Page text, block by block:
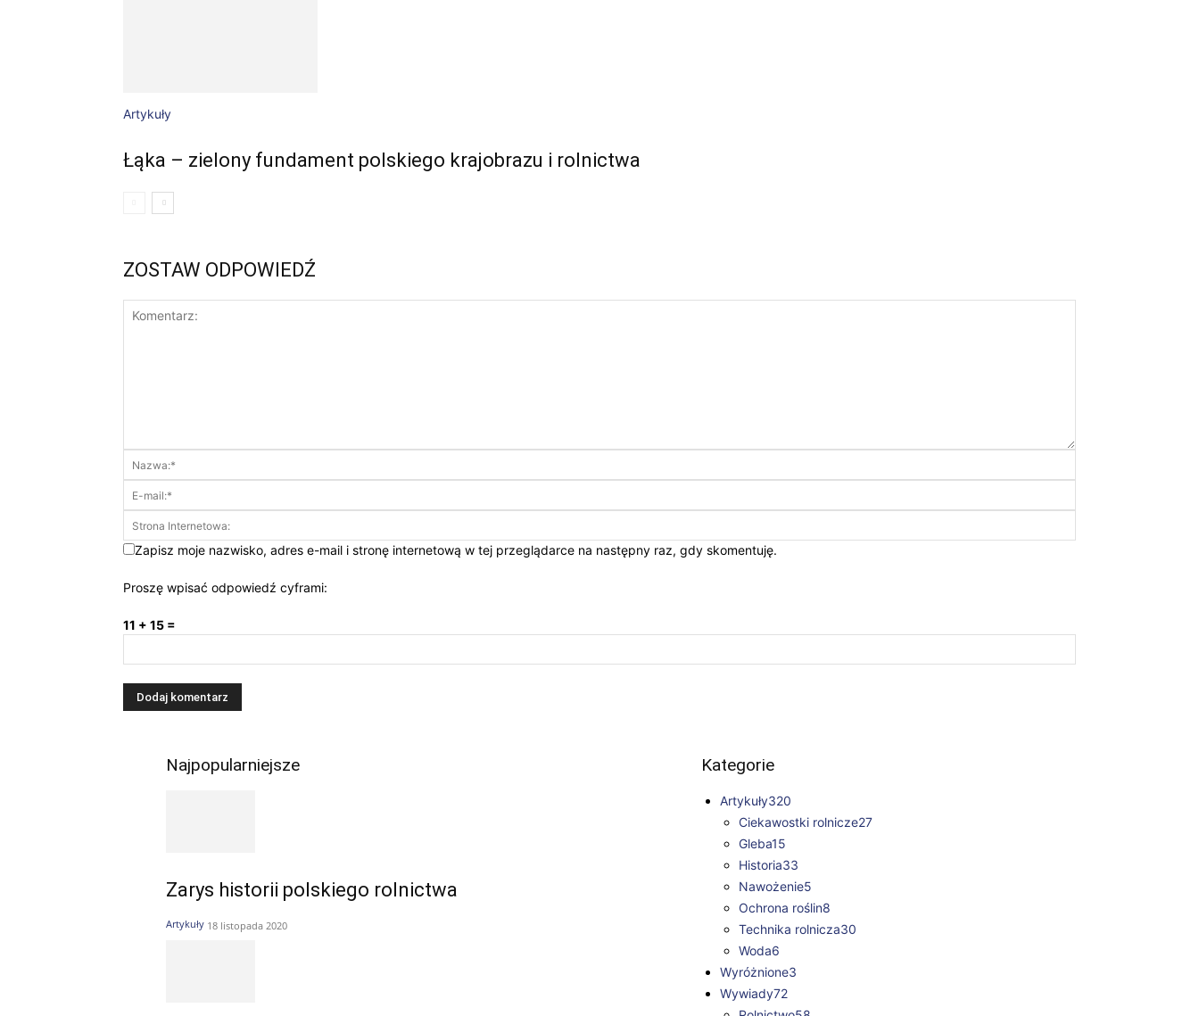
Artykuły
Łąka – zielony fundament polskiego krajobrazu i rolnictwa
ZOSTAW ODPOWIEDŹ
Zapisz moje nazwisko, adres e-mail i stronę internetową w tej przeglądarce na następny raz, gdy skomentuję.
Proszę wpisać odpowiedź cyframi:
11 + 15 =
Najpopularniejsze
Zarys historii polskiego rolnictwa
Artykuły 18 listopada 2020
Kategorie
Artykuły320
Ciekawostki rolnicze27
Gleba15
Historia33
Nawożenie5
Ochrona roślin8
Technika rolnicza30
Woda6
Wyróżnione3
Wywiady72